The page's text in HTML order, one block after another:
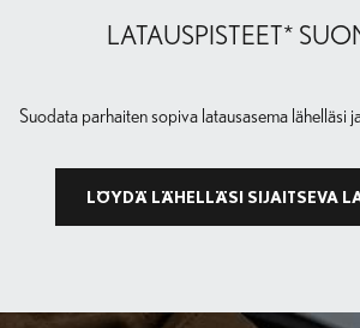
LATAUSPISTEET*
Suodata parhaiten sopiva latausasema lähelläsi
LÖYDÄ LÄHELLÄSI SIJAITSEVA